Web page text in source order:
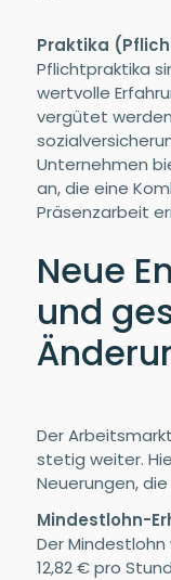
Praktika
Pflichtpraktika
wertvolle
vergütet
Unternehmen
an, die eine
Präsenzarbeit
Neue
und
Der
stetig weiter.
Neuerungen,
Mindestlohn-
Der
12,82 € pro